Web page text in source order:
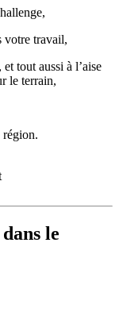
durable. Le
éco-
accessible :
euros
de faisabilité à
outils digitaux,
réseau national.
votre travail,
tout aussi à l’aise
le terrain,
région.
le